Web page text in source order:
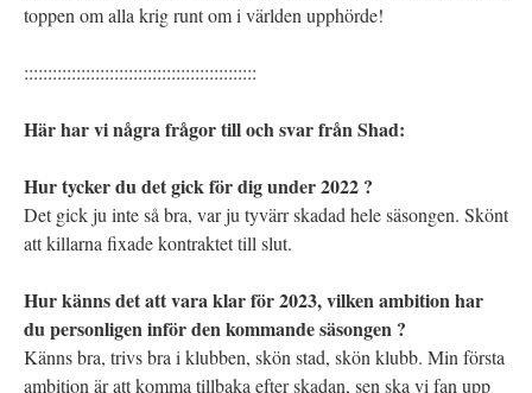
toppen om alla krig runt om i världen upphörde!
:::::::::::::::::::::::::::::::::::::::::::::::::
Här har vi några frågor till och svar från Shad:
Hur tycker du det gick för dig under 2022 ?
Det gick ju inte så bra, var ju tyvärr skadad hele säsongen. Skönt
att killarna fixade kontraktet till slut.
Hur känns det att vara klar för 2023, vilken ambition har
du personligen inför den kommande säsongen ?
Känns bra, trivs bra i klubben, skön stad, skön klubb. Min första
ambition är att komma tillbaka efter skadan, sen ska vi fan upp